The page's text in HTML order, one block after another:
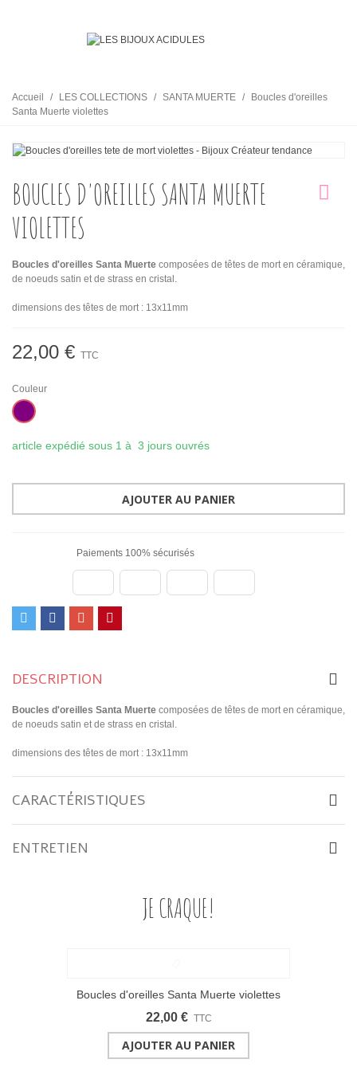
Accueil / LES COLLECTIONS / SANTA MUERTE /
Boucles d'oreilles
Santa Muerte violettes
BOUCLES D'OREILLES SANTA MUERTE
VIOLETTES
Boucles d'oreilles Santa Muerte composées de têtes de mort en céramique,
de noeuds satin et de strass en cristal.
dimensions des têtes de mort : 13x11mm
22,00 € TTC
Couleur
Améthyste
article expédié sous 1 à 3 jours ouvrés
AJOUTER AU PANIER
Paiements 100% sécurisés
DESCRIPTION
Boucles d'oreilles Santa Muerte composées de têtes de mort en céramique,
de noeuds satin et de strass en cristal.
dimensions des têtes de mort : 13x11mm
CARACTÉRISTIQUES
ENTRETIEN
JE CRAQUE!
Boucles d'oreilles Santa Muerte violettes
22,00 € TTC
AJOUTER AU PANIER